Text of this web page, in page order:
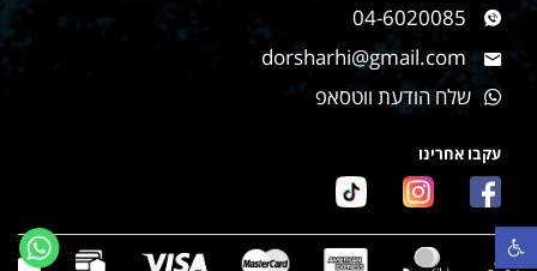
פתח סרגל נגישות
04-6020085
dorsharhi@gmail.com
שלח הודעת ווטסאפ
עקבו אחרינו